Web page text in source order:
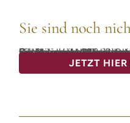
Sie sind noch
Die Mitgliedschaft in unserem VIP-Club ist selbstverständlich kostenlos. Als Mitglied sammeln Sie bei jedem Aufenthalt wertvolle Classic-Points. Zusätzlich erhalten Sie unseren Newsletter, in dem wir Sie
JETZT HIER